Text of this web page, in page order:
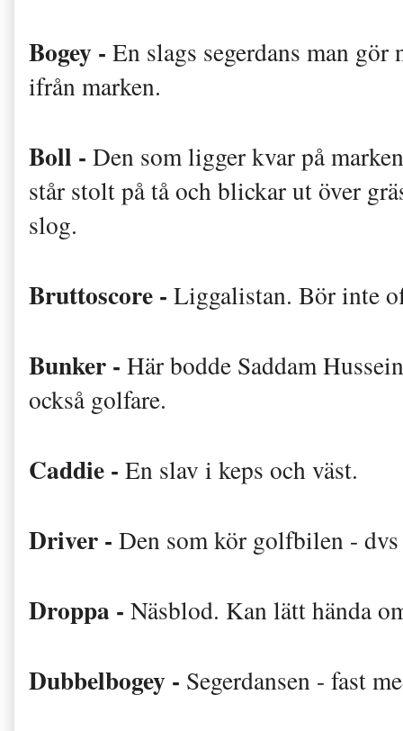
Bogey - En slags segerdans man
ifrån marken.
Boll - Den som ligger kvar på
står stolt på tå och blickar ut över
slog.
Bruttoscore - Liggalistan. Bör inte
Bunker - Här bodde Saddam
också golfare.
Caddie - En slav i keps och väst.
Driver - Den som kör golfbilen -
Droppa - Näsblod. Kan lätt hända
Dubbelbogey - Segerdansen - fast